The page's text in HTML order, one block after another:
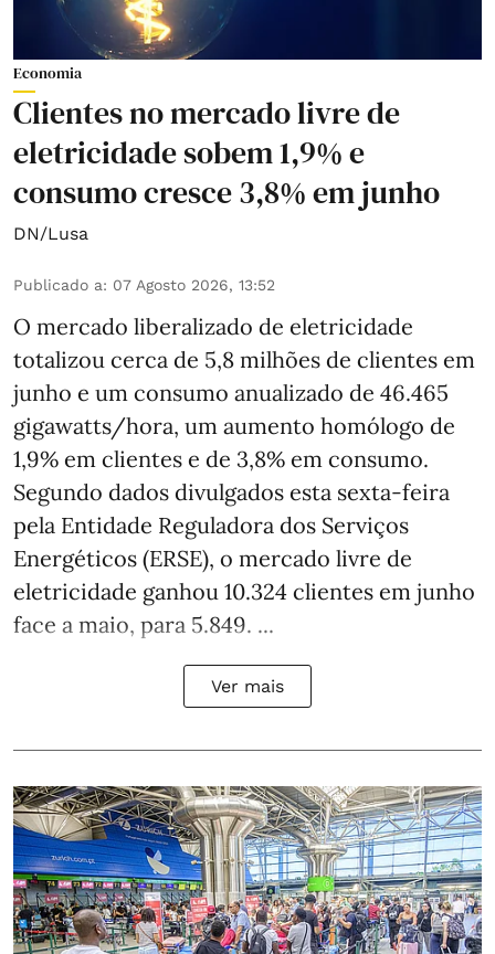
Economia
Clientes no mercado livre de
eletricidade sobem 1,9% e
consumo cresce 3,8% em junho
DN/Lusa
Publicado a: 07 Agosto 2026, 13:52
O mercado liberalizado de eletricidade
totalizou cerca de 5,8 milhões de clientes em
junho e um consumo anualizado de 46.465
gigawatts/hora, um aumento homólogo de
1,9% em clientes e de 3,8% em consumo.
Segundo dados divulgados esta sexta-feira
pela Entidade Reguladora dos Serviços
Energéticos (ERSE), o mercado livre de
eletricidade ganhou 10.324 clientes em junho
face a maio, para 5.849. ...
Ver mais